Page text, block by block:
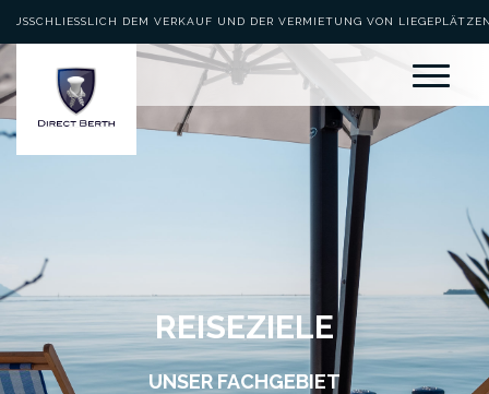
AUSSCHLIESSLICH DEM VERKAUF UND DER VERMIETUNG VON LIEGEPLÄTZEN
EWIDMET
REISEZIELE
UNSER FACHGEBIET